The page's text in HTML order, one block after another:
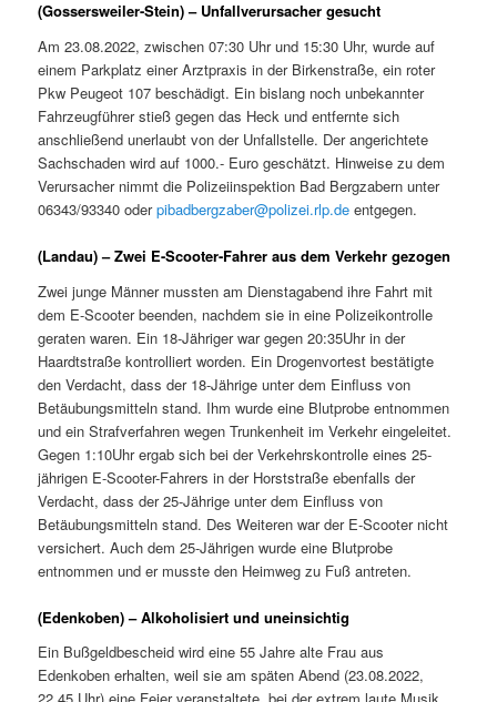
(Gossersweiler-Stein) – Unfallverursacher gesucht
Am 23.08.2022, zwischen 07:30 Uhr und 15:30 Uhr, wurde auf
einem Parkplatz einer Arztpraxis in der Birkenstraße, ein roter
Pkw Peugeot 107 beschädigt. Ein bislang noch unbekannter
Fahrzeugführer stieß gegen das Heck und entfernte sich
anschließend unerlaubt von der Unfallstelle. Der angerichtete
Sachschaden wird auf 1000.- Euro geschätzt. Hinweise zu dem
Verursacher nimmt die Polizeiinspektion Bad Bergzabern unter
06343/93340 oderpibadbergzaber@polizei.rlp.de entgegen.
(Landau) – Zwei E-Scooter-Fahrer aus dem Verkehr gezogen
Zwei junge Männer mussten am Dienstagabend ihre Fahrt mit
dem E-Scooter beenden, nachdem sie in eine Polizeikontrolle
geraten waren. Ein 18-Jähriger war gegen 20:35Uhr in der
Haardtstraße kontrolliert worden. Ein Drogenvortest bestätigte
den Verdacht, dass der 18-Jährige unter dem Einfluss von
Betäubungsmitteln stand. Ihm wurde eine Blutprobe entnommen
und ein Strafverfahren wegen Trunkenheit im Verkehr eingeleitet.
Gegen 1:10Uhr ergab sich bei der Verkehrskontrolle eines 25-
jährigen E-Scooter-Fahrers in der Horststraße ebenfalls der
Verdacht, dass der 25-Jährige unter dem Einfluss von
Betäubungsmitteln stand. Des Weiteren war der E-Scooter nicht
versichert. Auch dem 25-Jährigen wurde eine Blutprobe
entnommen und er musste den Heimweg zu Fuß antreten.
(Edenkoben) – Alkoholisiert und uneinsichtig
Ein Bußgeldbescheid wird eine 55 Jahre alte Frau aus
Edenkoben erhalten, weil sie am späten Abend (23.08.2022,